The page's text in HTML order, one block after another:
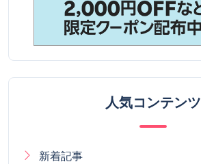
人気コンテンツ
新着記事